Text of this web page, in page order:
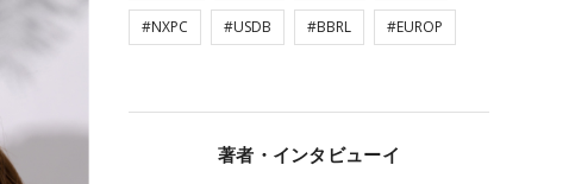
#NXPC #USDB #BBRL #EUROP
著者・インタビューイ